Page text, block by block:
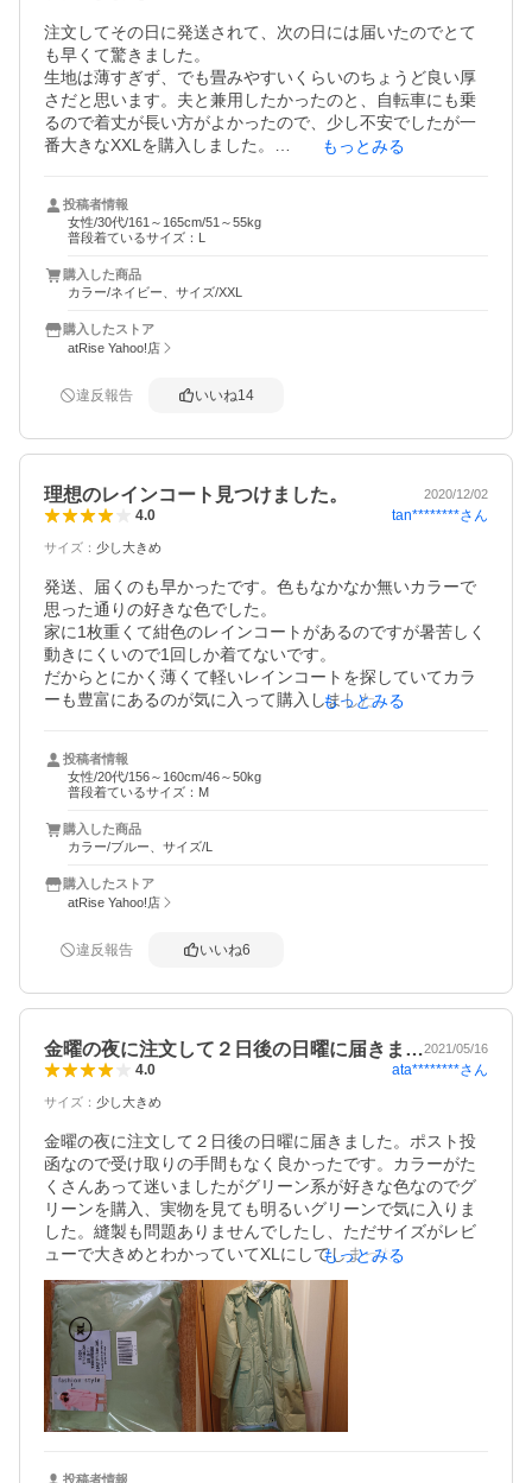
注文してその日に発送されて、次の日には届いたのでとて
も早くて驚きました。
生地は薄すぎず、でも畳みやすいくらいのちょうど良い厚
さだと思います。夫と兼用したかったのと、自転車にも乗
るので着丈が長い方がよかったので、少し不安でしたが一
番大きなXXLを購入しました。
でした。
フードの紐にストッパーが付いてなくて、結んで止めるタ
被る予定だし、どうしても必要なら100均にもストッパーは
売ってるので、自分で付ければ良いことなのでたいした問
題ではないと思います。
このお値段ならとても良い買い物だと感じました。
たが、他の色が再入荷になったらぴったりサイズで自分用
ただ収納袋の縫製が一部ガタガタで雑な箇所があり、糸が
ぴょんぴょん飛び出ていたので、星一つ減らしました…こ
れさえなければ文句なしでした！
もっとみる
投稿者情報
女性/30代/161～165cm/51～55kg
普段着ているサイズ：L
購入した商品
カラー/ネイビー、サイズ/XXL
購入したストア
atRise Yahoo!店
違反報告 いいね14
理想のレインコート見つけました。 2020/12/02
4.0 tan********さん
サイズ ： 少し大きめ
発送、届くのも早かったです。色もなかなか無いカラーで
思った通りの好きな色でした。
家に1枚重くて紺色のレインコートがあるのですが暑苦しく
動きにくいので1回しか着てないです。
だからとにかく薄くて軽いレインコートを探していてカラ
ーも豊富にあるのが気に入って購入しました。
コンパクトなのも気に入っています。
すぐにレビューを書こうと思ったのですが使用しないとち
それにしても1週間以内のレビュー書かないとプレゼントが
もらえないなんてちょっとガッカリですね…。☆ひとつ減
点笑
もっとみる
投稿者情報
女性/20代/156～160cm/46～50kg
普段着ているサイズ：M
購入した商品
カラー/ブルー、サイズ/L
購入したストア
atRise Yahoo!店
違反報告 いいね6
金曜の夜に注文して２日後の日曜に届きま…2021/05/16
4.0 ata********さん
サイズ ： 少し大きめ
金曜の夜に注文して２日後の日曜に届きました。ポスト投
函なので受け取りの手間もなく良かったです。カラーがた
くさんあって迷いましたがグリーン系が好きな色なのでグ
リーンを購入、実物を見ても明るいグリーンで気に入りま
した。縫製も問題ありませんでしたし、ただサイズがレビ
ューで大きめとわかっていてXLにしてしまったので166㎝
の私でも丈の長さは膝下くらいまであるので良いのですが
袖がかなり長く指先まで隠れてしまいます。短いよりは長
いほうがまくればすむので大丈夫ですがまだ実際雨の中着
てないので着用後にまたレビューします…。梅雨入りして
雨の日が多くなるのでこれから活躍してくれることでしょ
う！
もっとみる
投稿者情報